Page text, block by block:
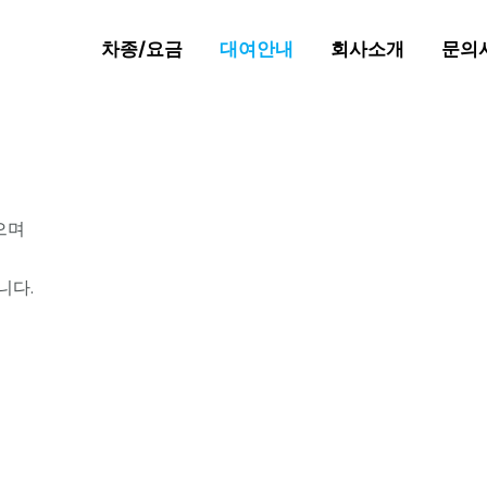
차종/요금 대여안내 회사소개 문의
며
다.